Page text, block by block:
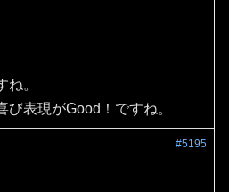
。
び表現がGood！ですね。
#5195